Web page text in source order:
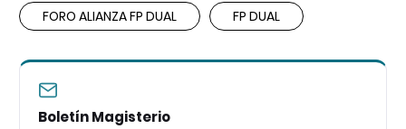
FORO ALIANZA FP DUAL FP DUAL
Boletín Magisterio